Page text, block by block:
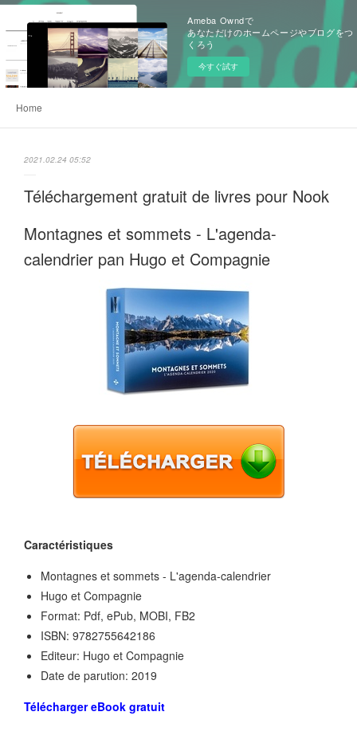
Ameba Owndで
あなただけのホームページやブログをつ
くろう
今すぐ試す
Home
2021.02.24 05:52
Téléchargement gratuit de livres pour Nook
Montagnes et sommets - L'agenda-
calendrier pan Hugo et Compagnie
Caractéristiques
Montagnes et sommets - L'agenda-calendrier
Hugo et Compagnie
Format: Pdf, ePub, MOBI, FB2
ISBN: 9782755642186
Editeur: Hugo et Compagnie
Date de parution: 2019
Télécharger eBook gratuit